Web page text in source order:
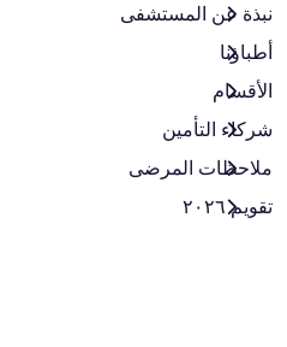
نبذة عن المستشفى
أطباؤنا
الأقسام
شركاء التأمين
ملاحظات المرضى
تقويم ٢٠٢٦